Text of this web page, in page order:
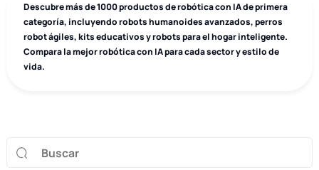
Descubre más de 1000 productos de robótica con IA de primera
categoría, incluyendo robots humanoides avanzados, perros
robot ágiles, kits educativos y robots para el hogar inteligente.
Compara la mejor robótica con IA para cada sector y estilo de
vida.